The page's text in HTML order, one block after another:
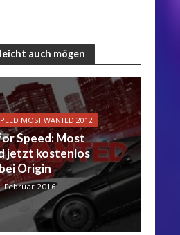
auch mögen
MOST WANTED 2012
Speed: Most
jetzt kostenlos
Origin
Februar 2016